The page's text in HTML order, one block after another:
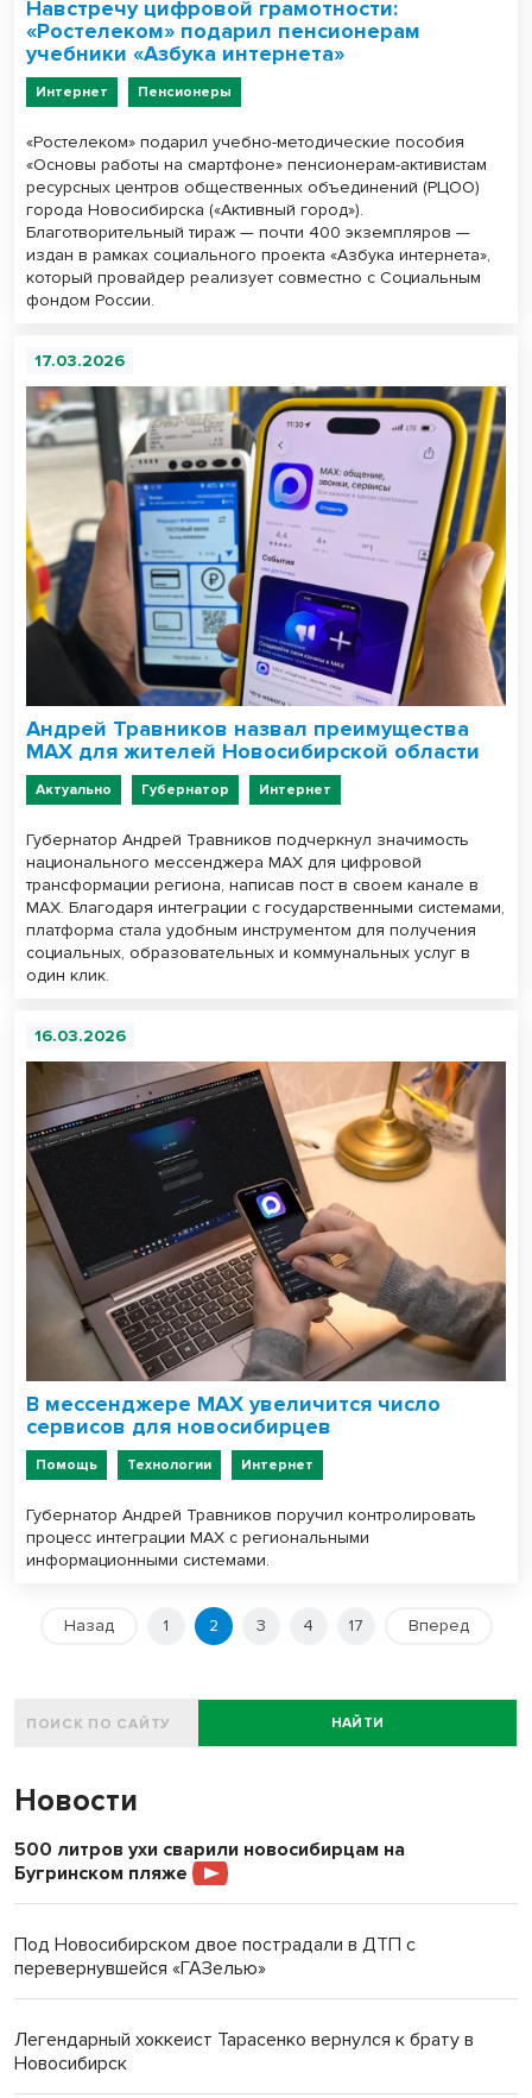
Навстречу цифровой грамотности:
«Ростелеком» подарил пенсионерам
учебники «Азбука интернета»
Интернет Пенсионеры
«Ростелеком» подарил учебно-методические пособия
«Основы работы на смартфоне» пенсионерам-активистам
ресурсных центров общественных объединений (РЦОО)
города Новосибирска («Активный город»).
Благотворительный тираж — почти 400 экземпляров —
издан в рамках социального проекта «Азбука интернета»,
который провайдер реализует совместно с Социальным
фондом России.
17.03.2026
Андрей Травников назвал преимущества
MAX для жителей Новосибирской области
Актуально Губернатор Интернет
Губернатор Андрей Травников подчеркнул значимость
национального мессенджера MAX для цифровой
трансформации региона, написав пост в своем канале в
МАХ. Благодаря интеграции с государственными системами,
платформа стала удобным инструментом для получения
социальных, образовательных и коммунальных услуг в
один клик.
16.03.2026
В мессенджере MAX увеличится число
сервисов для новосибирцев
Помощь Технологии Интернет
Губернатор Андрей Травников поручил контролировать
процесс интеграции MAX с региональными
информационными системами.
Назад 1 2 3 4 17 Вперед
НАЙТИ
Новости
500 литров ухи сварили новосибирцам на
Бугринском пляже
Под Новосибирском двое пострадали в ДТП с
перевернувшейся «ГАЗелью»
Легендарный хоккеист Тарасенко вернулся к брату в
Новосибирск